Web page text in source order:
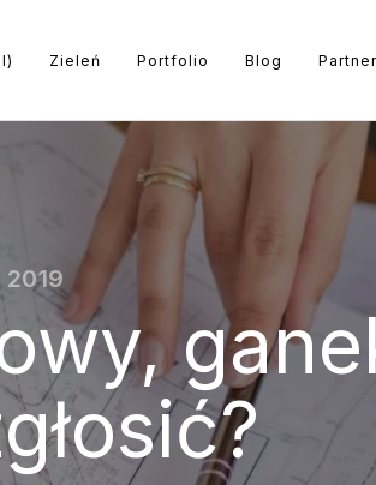
Zieleń Portfolio Blog
2019